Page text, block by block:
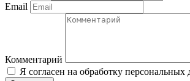
Email
Комментарий
Я согласен на обработку